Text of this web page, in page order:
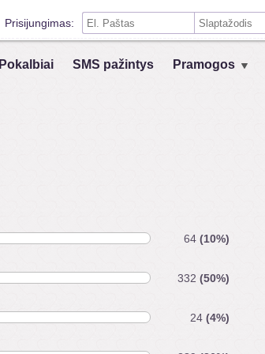
Prisijungimas:
Prisiminti mane šiame kompiuteryje
Pokalbiai SMS pažintys Pramogos
64 (10%)
332 (50%)
24 (4%)